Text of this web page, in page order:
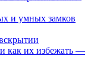
и умных замков
как их избежать —